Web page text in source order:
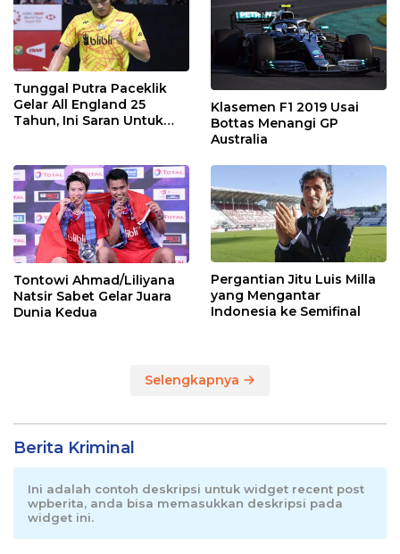
Tunggal Putra Paceklik
Gelar All England 25
Tahun, Ini Saran Untuk
Klasemen F1 2019 Usai
Bottas Menangi GP
Australia
Tontowi Ahmad/Liliyana
Natsir Sabet Gelar Juara
Dunia Kedua
Pergantian Jitu Luis Milla
yang Mengantar
Indonesia ke Semifinal
Selengkapnya
Berita Kriminal
Ini adalah contoh deskripsi untuk widget recent post
wpberita, anda bisa memasukkan deskripsi pada
widget ini.